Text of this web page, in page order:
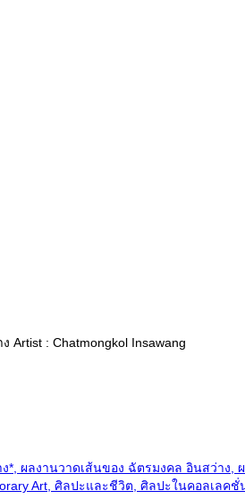
Artist : Chatmongkol Insawang
ผลงานวาดเส้นของ ฉัตรมงคล อินสว่า
Art, ศิลปะและชีวิต, ศิลปะในคอลเลค